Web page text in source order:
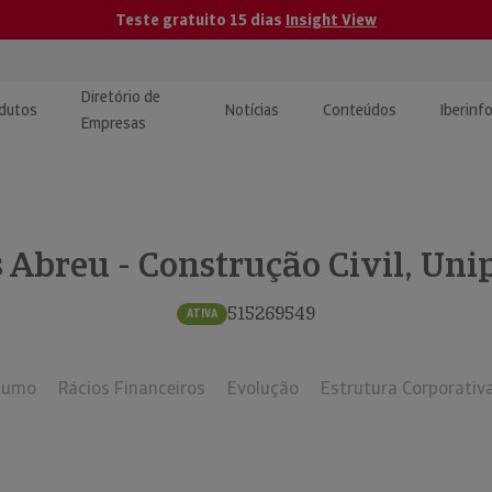
Teste gratuito 15 dias Insight View
e Monitorização de
Diretório de
Empresas
Notícias Conteúdos
| Estudos e
- Construção Civil,
ATIVA 515269549
Rácios Financeiros Evolução Estrutura Corporativa